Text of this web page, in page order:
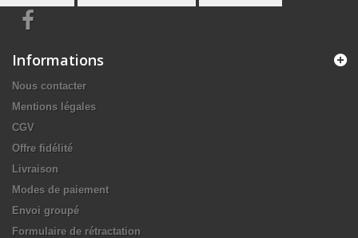
Informations
Nous contacter
Mentions légales
CGV
Offre fidélité
Livraison
Modes de paiement
Envoi groupé
Formulaire de rétractation